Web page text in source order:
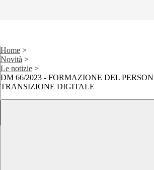
Home >
Novità >
Le notizie >
DM 66/2023 - FORMAZIONE DEL
TRANSIZIONE DIGITALE